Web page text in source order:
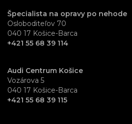
Špecialista na opravy po nehode
Osloboditeľov 70
040 17 Košice-Barca
+421 55 68 39 114
Audi Centrum Košice
Vozárova 5
040 17 Košice-Barca
+421 55 68 39 115